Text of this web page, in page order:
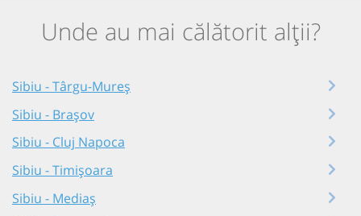
Unde au mai călătorit alții?
Sibiu - Târgu-Mureș
Sibiu - Brașov
Sibiu - Cluj Napoca
Sibiu - Timișoara
Sibiu - Mediaș